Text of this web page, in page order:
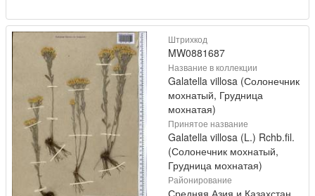
Штрихкод
MW0881687
Название в коллекции
Galatella villosa (Солонечник
мохнатый, Грудница
мохнатая)
Принятое название
Galatella villosa (L.) Rchb.fil.
(Солонечник мохнатый,
Грудница мохнатая)
Районирование
Средняя Азия и Казахстан,